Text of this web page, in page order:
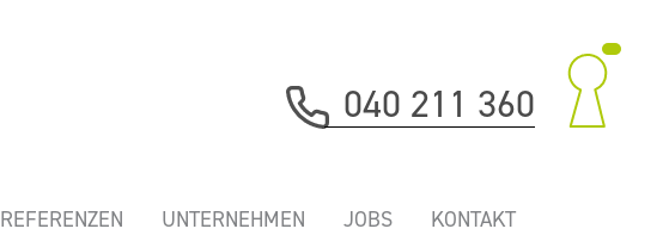
040 211 360
REFERENZEN UNTERNEHMEN JOBS KONTAKT